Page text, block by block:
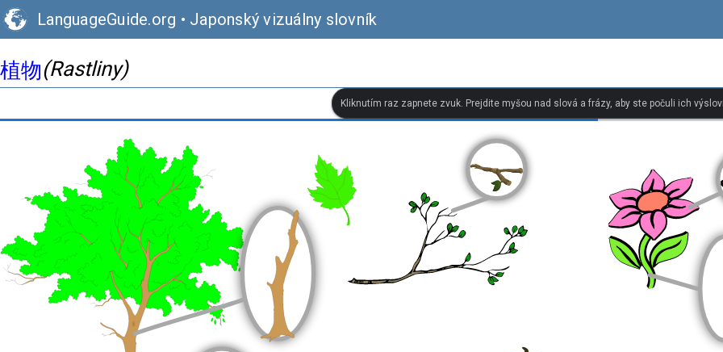
LanguageGuide.org • Japonský vizuálny slovník
植物(Rastliny)
Kliknutím raz zapnete zvuk. Prejdite myšou nad slová a frázy, aby ste počuli ich